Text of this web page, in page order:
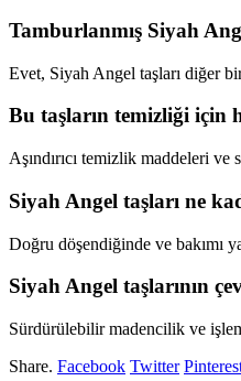
Tamburlanmış Siyah
Evet, Siyah Angel taşları diğer
Bu taşların temizliği için
Aşındırıcı temizlik maddeleri ve
Siyah Angel taşları ne
Doğru döşendiğinde ve bakımı
Siyah Angel taşlarının
Sürdürülebilir madencilik ve
Share. Facebook Twitter